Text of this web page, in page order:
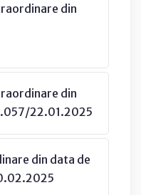
din
din
22.01.2025
din data de